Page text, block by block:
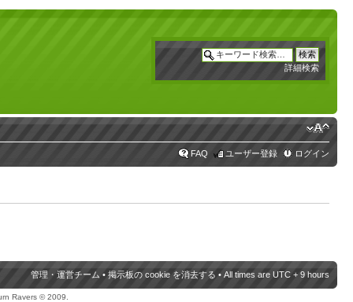
詳細検索
FAQ ユーザー登録 ログイン
管理・運営チーム • 掲示板の cookie を消去する • All times are UTC + 9 hours
Ravers © 2009.